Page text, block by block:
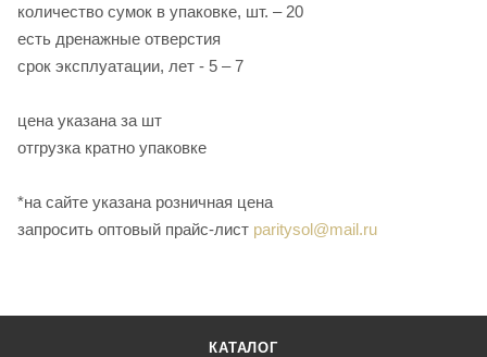
количество сумок в упаковке, шт. – 20
есть дренажные отверстия
срок эксплуатации, лет - 5 – 7
цена указана за шт
отгрузка кратно упаковке
*на сайте указана розничная цена
запросить оптовый прайс-лист paritysol@mail.ru
КАТАЛОГ